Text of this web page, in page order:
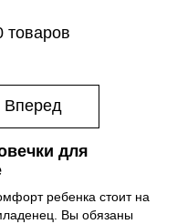
товаров
Вперед
для
ребенка стоит на
Вы обязаны